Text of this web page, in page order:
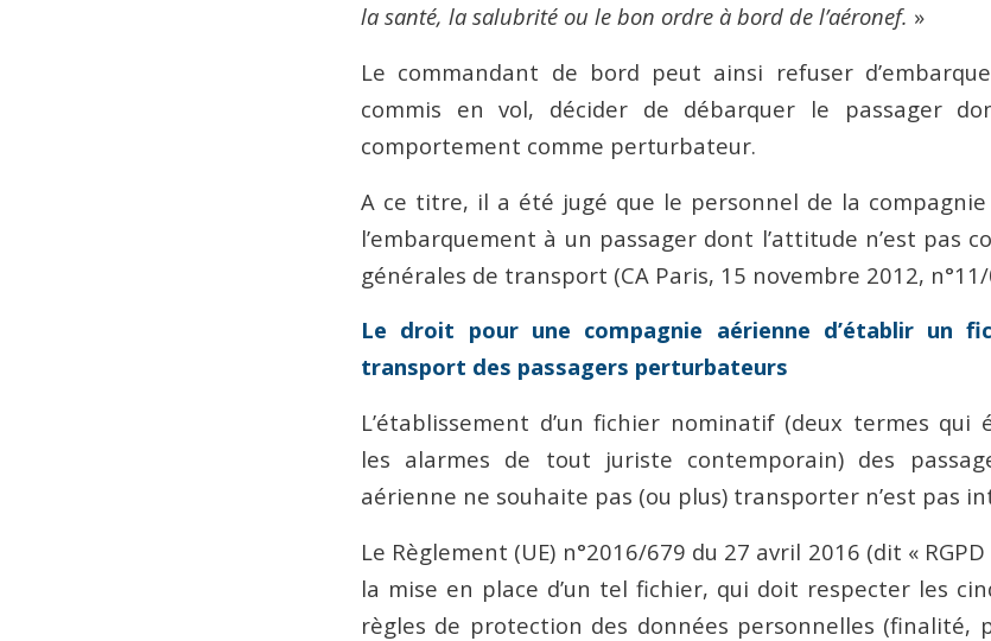
la santé, la salubrité ou le bon ordre à bord de l’aéronef. »
Le commandant de bord peut ainsi refuser
commis en vol, décider de débarquer le passager
comportement comme perturbateur.
A ce titre, il a été jugé que le personnel de la
l’embarquement à un passager dont l’attitude n’est pas
générales de transport (CA Paris, 15 novembre 2012, n°11/
Le droit pour une compagnie aérienne d’établir un
transport des passagers perturbateurs
L’établissement d’un fichier nominatif (deux termes qui
les alarmes de tout juriste contemporain) des
aérienne ne souhaite pas (ou plus) transporter n’est pas
Le Règlement (UE) n°2016/679 du 27 avril 2016 (dit «
la mise en place d’un tel fichier, qui doit respecter les
règles de protection des données personnelles (finalité,